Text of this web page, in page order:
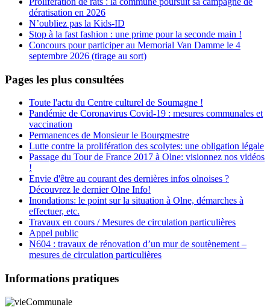
dératisation en 2026
N’oubliez pas la Kids-ID
Stop à la fast fashion : une prime pour la seconde main !
Concours pour participer au Memorial Van Damme le 4
septembre 2026 (tirage au sort)
Pages les plus consultées
Toute l'actu du Centre culturel de Soumagne !
Pandémie de Coronavirus Covid-19 : mesures communales et
vaccination
Permanences de Monsieur le Bourgmestre
Lutte contre la prolifération des scolytes: une obligation légale
Passage du Tour de France 2017 à Olne: visionnez nos vidéos
!
Envie d'être au courant des dernières infos olnoises ?
Découvrez le dernier Olne Info!
Inondations: le point sur la situation à Olne, démarches à
effectuer, etc.
Travaux en cours / Mesures de circulation particulières
Appel public
N604 : travaux de rénovation d’un mur de soutènement –
mesures de circulation particulières
Informations pratiques